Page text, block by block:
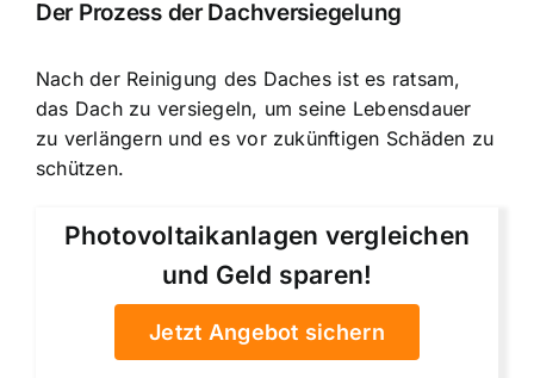
Der Prozess der Dachversiegelung
Nach der Reinigung des Daches ist es ratsam,
das Dach zu versiegeln, um seine Lebensdauer
zu verlängern und es vor zukünftigen Schäden zu
schützen.
Photovoltaikanlagen vergleichen
und Geld sparen!
Jetzt Angebot sichern